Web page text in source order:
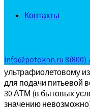
Контакты
info@potoknn.ru8(800)
3/4 (три
25 мм), 3/8 (9,5
Шланг «Поток 400»
ультрафиолетовому
для подачи питьевой
30 АТМ (в бытовых
значению